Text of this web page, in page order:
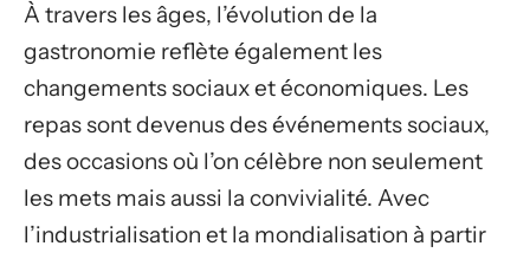
À travers les âges, l’évolution de la
gastronomie reflète également les
changements sociaux et économiques. Les
repas sont devenus des événements sociaux,
des occasions où l’on célèbre non seulement
les mets mais aussi la convivialité. Avec
l’industrialisation et la mondialisation à partir